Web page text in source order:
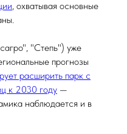
, охватывая основные
"Степь") уже
прогнозы
расширить парк с
к 2030 году —
наблюдается и в